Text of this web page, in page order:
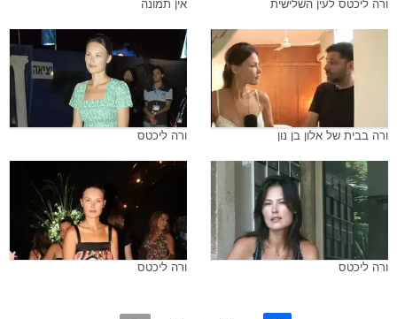
ורה ליכטס לעין השלישית אין תמונה
ורה בבית של אלון בן נון ורה ליכטס
ורה ליכטס ורה ליכטס